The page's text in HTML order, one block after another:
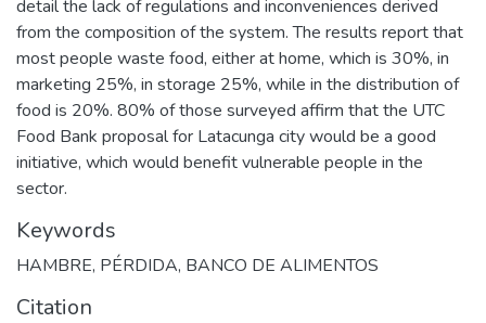
detail the lack of regulations and inconveniences derived
from the composition of the system. The results report that
most people waste food, either at home, which is 30%, in
marketing 25%, in storage 25%, while in the distribution of
food is 20%. 80% of those surveyed affirm that the UTC
Food Bank proposal for Latacunga city would be a good
initiative, which would benefit vulnerable people in the
sector.
Keywords
HAMBRE, PÉRDIDA, BANCO DE ALIMENTOS
Citation